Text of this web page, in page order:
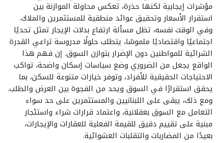
مؤشرات إيجابية لكنها حذرة، تعكس محاولة الموازنة بين
استقرار الأسعار وتحقيق عوائد منطقية للمستثمرين والملاك.
وفي الوقت نفسه، تظل مسألة ارتفاع بدلات الإيجار تمثل تحديًا
اجتماعيًا واقتصاديًا ملموسًا، يتطلب حلولًا مدروسة تراعي القدرة
الشرائية للمواطنين دون الإضرار بتوازن السوق. إن فهم هذا
الواقع يجعل من الضروري وضع سياسات إسكان واضحة، تواكب
الاحتياجات الحقيقية للأفراد، وتوفر خيارات متنوعة للسكن، بما
يحقق استقرارًا في السوق ويحد من الفجوة بين العرض والطلب.
ومع ذلك، يبقى على اللبنانيين والمستثمرين على حد سواء
التعامل مع السوق بعقلانية، واعتماد قرارات شراء واستئجار
مبنية على تقييم دقيق للقيمة الفعلية للعقارات والإيجارات،
بعيدًا من المضاربات والتقلبات العشوائية.